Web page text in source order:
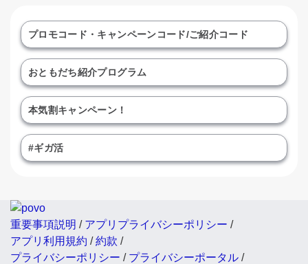
プロモコード・キャンペーンコード/ご紹介コード
おともだち紹介プログラム
本気割キャンペーン！
#ギガ活
重要事項説明 / アプリプライバシーポリシー /
アプリ利用規約 /約款 /
プライバシーポリシー / プライバシーポータル /